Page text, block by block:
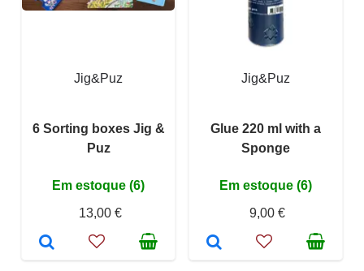
Jig&Puz
6 Sorting boxes Jig &
Puz
Em estoque (6)
13,00 €
Jig&Puz
Glue 220 ml with a
Sponge
Em estoque (6)
9,00 €